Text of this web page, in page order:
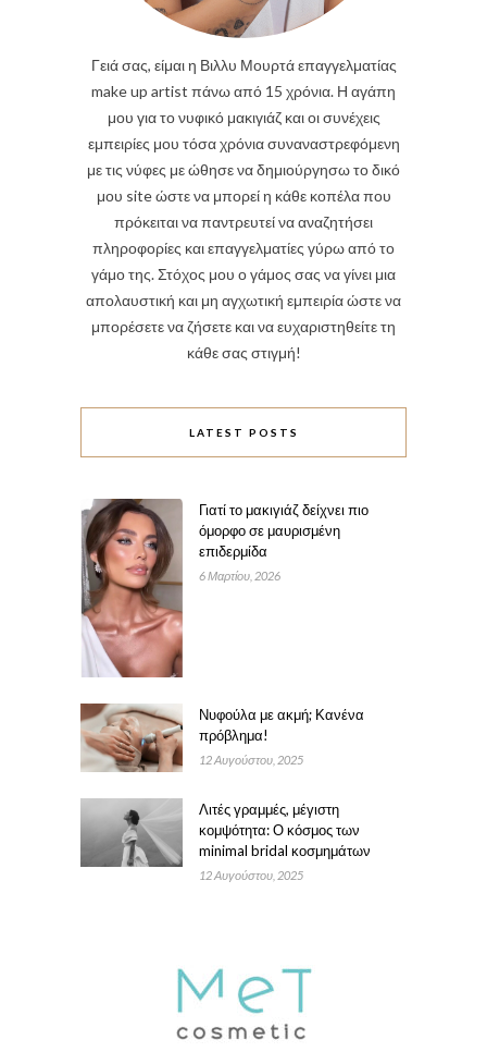
Γειά σας, είμαι η Βιλλυ Μουρτά επαγγελματίας
make up artist πάνω από 15 χρόνια. Η αγάπη
μου για το νυφικό μακιγιάζ και οι συνέχεις
εμπειρίες μου τόσα χρόνια συναναστρεφόμενη
με τις νύφες με ώθησε να δημιούργησω το δικό
μου site ώστε να μπορεί η κάθε κοπέλα που
πρόκειται να παντρευτεί να αναζητήσει
πληροφορίες και επαγγελματίες γύρω από το
γάμο της. Στόχος μου ο γάμος σας να γίνει μια
απολαυστική και μη αγχωτική εμπειρία ώστε να
μπορέσετε να ζήσετε και να ευχαριστηθείτε τη
κάθε σας στιγμή!
LATEST POSTS
Γιατί το μακιγιάζ δείχνει πιο
όμορφο σε μαυρισμένη
επιδερμίδα
6 Μαρτίου, 2026
Νυφούλα με ακμή; Κανένα
πρόβλημα!
12 Αυγούστου, 2025
Λιτές γραμμές, μέγιστη
κομψότητα: Ο κόσμος των
minimal bridal κοσμημάτων
12 Αυγούστου, 2025